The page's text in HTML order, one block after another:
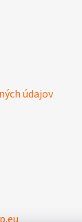
údajov